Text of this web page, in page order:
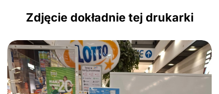
Zdjęcie dokładnie tej drukarki